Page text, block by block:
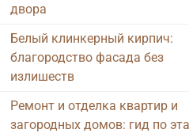
двора
Белый клинкерный кирпич:
благородство фасада без
излишеств
Ремонт и отделка квартир и
загородных домов: гид по